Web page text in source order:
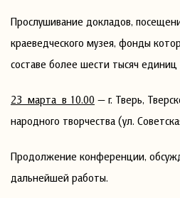
Прослушивание докладов,
краеведческого музея, фонды
составе более шести тысяч единиц
23 марта в 10.00 — г. Тверь,
народного творчества (ул.
Продолжение конференции,
дальнейшей работы.